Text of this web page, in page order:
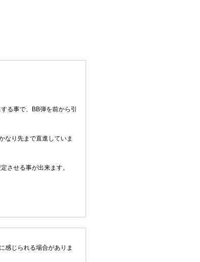
る事で、BB弾を前から引
なり先まで直進していま
させる事が出来ます。
感じられる場合がありま